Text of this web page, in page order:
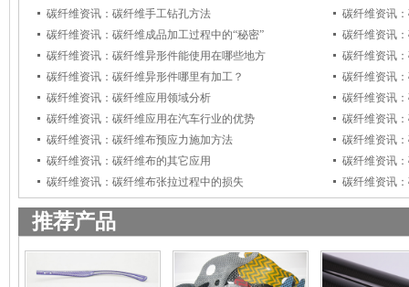
碳纤维资讯：碳纤维手工钻孔方法
碳纤维资讯
碳纤维资讯：碳纤维成品加工过程中的“秘密”
碳纤维资讯
碳纤维资讯：碳纤维异形件能使用在哪些地方
碳纤维资讯
碳纤维资讯：碳纤维异形件哪里有加工？
碳纤维资讯
碳纤维资讯：碳纤维应用领域分析
碳纤维资讯
碳纤维资讯：碳纤维应用在汽车行业的优势
碳纤维资讯
碳纤维资讯：碳纤维布预应力施加方法
碳纤维资讯
碳纤维资讯：碳纤维布的其它应用
碳纤维资讯
碳纤维资讯：碳纤维布张拉过程中的损失
碳纤维资讯
推荐产品